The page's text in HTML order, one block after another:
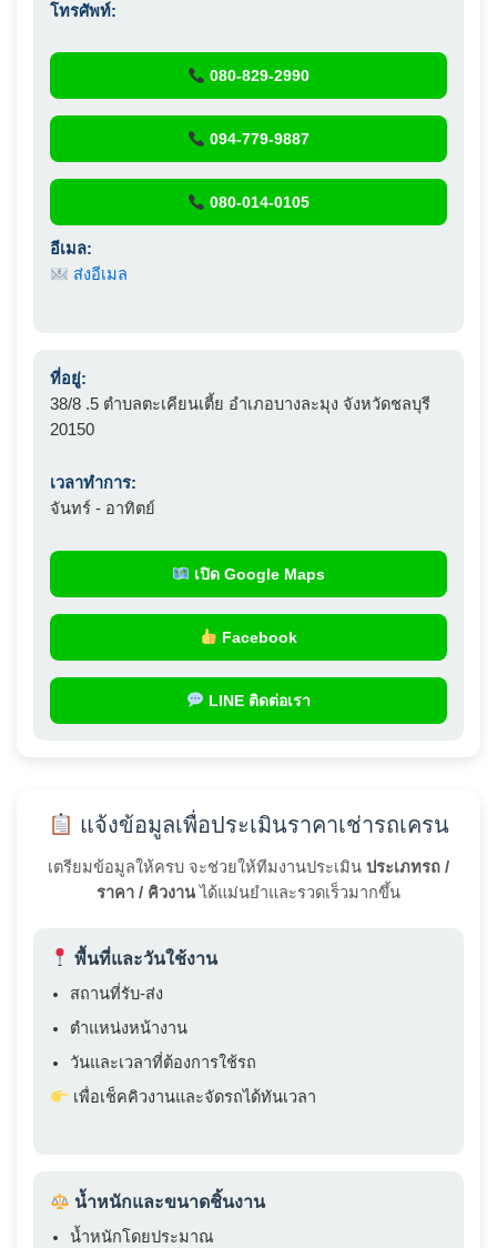
โทรศัพท์:
080-829-2990
094-779-9887
080-014-0105
อีเมล:
ส่งอีเมล
ที่อยู่:
38/8 .5 ตำบลตะเคียนเตี้ย อำเภอบางละมุง จังหวัดชลบุรี
20150
เวลาทำการ:
จันทร์ - อาทิตย์
เปิด Google Maps
Facebook
LINE ติดต่อเรา
แจ้งข้อมูลเพื่อประเมินราคาเช่ารถเครน
เตรียมข้อมูลให้ครบ จะช่วยให้ทีมงานประเมิน ประเภทรถ /
ราคา / คิวงานได้แม่นยำและรวดเร็วมากขึ้น
พื้นที่และวันใช้งาน
สถานที่รับ-ส่ง
ตำแหน่งหน้างาน
วันและเวลาที่ต้องการใช้รถ
เพื่อเช็คคิวงานและจัดรถได้ทันเวลา
น้ำหนักและขนาดชิ้นงาน
น้ำหนักโดยประมาณ